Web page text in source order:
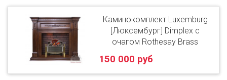
Каминокомплект Luxemburg
[Люксембург] Dimplex с
очагом Rothesay Brass
150 000 руб